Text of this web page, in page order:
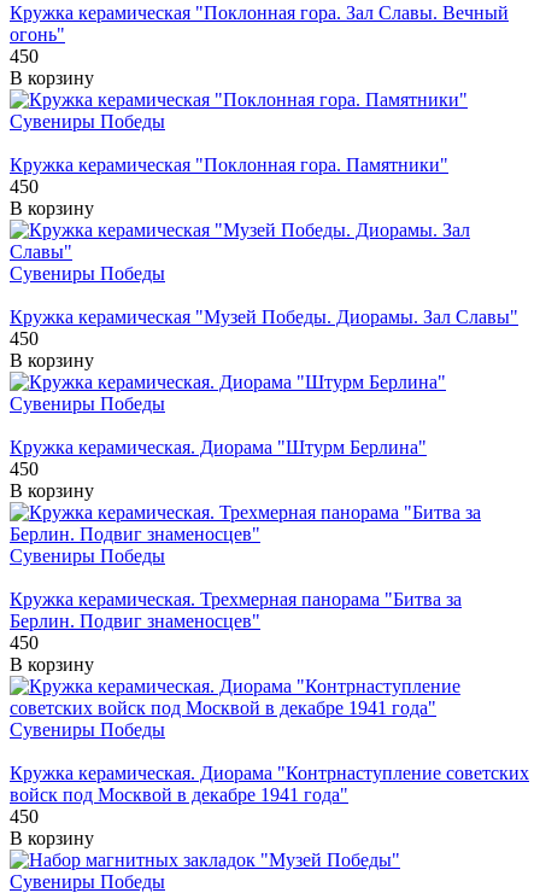
Кружка керамическая "Поклонная гора. Зал Славы. Вечный
огонь"
450
В корзину
Сувениры Победы
Кружка керамическая "Поклонная гора. Памятники"
450
В корзину
Сувениры Победы
Кружка керамическая "Музей Победы. Диорамы. Зал Славы"
450
В корзину
Сувениры Победы
Кружка керамическая. Диорама "Штурм Берлина"
450
В корзину
Сувениры Победы
Кружка керамическая. Трехмерная панорама "Битва за
Берлин. Подвиг знаменосцев"
450
В корзину
Сувениры Победы
Кружка керамическая. Диорама "Контрнаступление советских
войск под Москвой в декабре 1941 года"
450
В корзину
Сувениры Победы